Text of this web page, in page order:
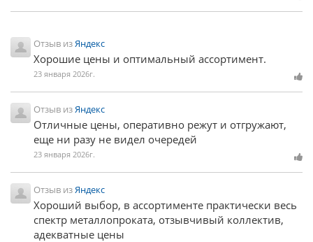
Отзыв изЯндекс
Хорошие цены и оптимальный ассортимент.
23 января 2026г.
Отзыв изЯндекс
Отличные цены, оперативно режут и отгружают,
еще ни разу не видел очередей
23 января 2026г.
Отзыв изЯндекс
Хороший выбор, в ассортименте практически весь
спектр металлопроката, отзывчивый коллектив,
адекватные цены